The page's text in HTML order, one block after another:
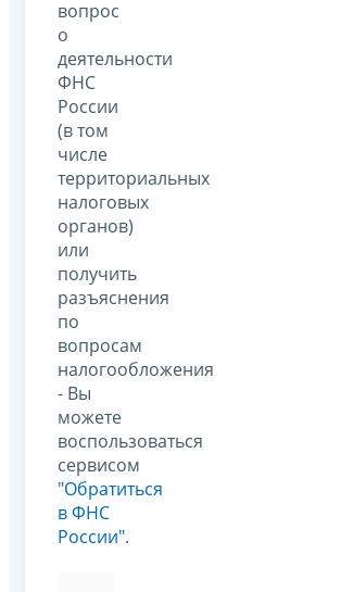
вопрос
о
деятельности
ФНС
России
(в том
числе
территориальных
налоговых
органов)
или
получить
разъяснения
по
вопросам
налогообложения
- Вы
можете
воспользоваться
сервисом
"Обратиться
в ФНС
России".